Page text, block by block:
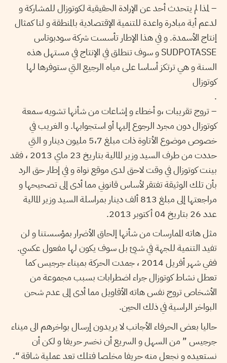
– لمذا لم يتحدث أحد عن الإرادة الحقيقية لكوتوزال للمشاركة و
لدعم أية مبادرة واعدة للتنمية الإقتصادية بالمنطقة و لنا كمثال
إنتاج الأسمدة. و في هذا الإطار تأسست شركة سودبوتاس
SUDPOTASSE و سوف تنطلق في الإنتاج في مستهل هذه
السنة و هي ترتكز أساسا على مياه الرجيع التي ستوفرها لها
كوتوزال
.
– تروج تقريبات ،و أخطاء و إشاعات من شأنها تشويه سمعة
كوتوزال دون مجرد الرجوع إليها أو استجوابها. و الغريب في
خصوص موضوع الأتاوة ذات مبلغ 5،7 مليون دينار و التي
حددت من طرف السيد وزير المالية بتاريخ 23 ماي 2013 ، فقد
بينت كوتوزال في وقت لاحق لدى موقع نواة و في إطار حق الرد
بأن تلك الوثيقة تفتقر لأساس قانوني مما أدى إلى تصحيحها و
مراجعتها إلى مبلغ 813 ألف دينار بمراسلة السيد وزير المالية
عدد 26 بتاريخ 04 أكتوبر 2013.
مثل هاته الممارسات من شأنها إلحاق الأضرار بمؤسستنا و لن
تفيد التنمية للجهة في شيئ بل سوف يكون لها مفعول عكسي.
ففي شهر أفريل 2014 ، جمدت الحركة بميناء جرجيس كما
تعطل نشاط كوتوزال جراء اضطرابات بسبب مجموعة من
الأشخاص تروج نفس هاته الأقاويل مما أدى إلى عدم شحن
البواخر الراسية في ذلك الحين.
حاليا بعض الحرفاء الأجانب لا يريدون إرسال بواخرهم الى ميناء
جرجيس ” من السهل و السريع أن نخسر حريفا و لكن أن
نستعيده و نجعل منه حريفا مخلصا فتلك تعد عملية شاقة “.